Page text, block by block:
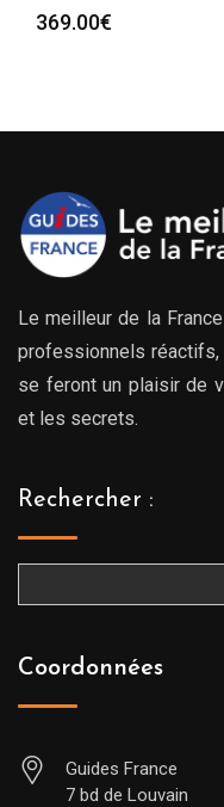
369.00€
Le meilleur de la
professionnels
se feront un plaisir de
et les secrets.
Rechercher :
Coordonnées
Guides France
7 bd de Louvain